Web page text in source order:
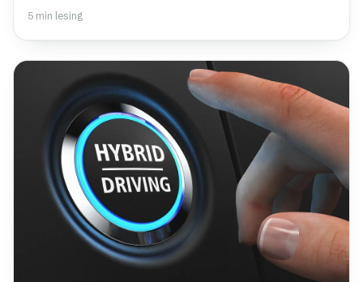
5 min lesing